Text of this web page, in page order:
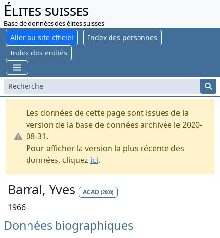
Élites suisses
Base de données des élites suisses
Aller au site officiel
Index des personnes
Index des entités
Les données de cette page sont issues de la
version de la base de données archivée le 2020-
08-31.
Pour afficher la version la plus récente des
données, cliquez ici.
Barral, Yves ACAD (2000)
1966 -
Données biographiques